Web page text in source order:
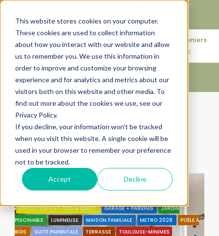
This website stores cookies on your computer.
These cookies are used to collect information
about how you interact with our website and allow
us to remember you. We use this information in
order to improve and customize your browsing
experience and for analytics and metrics about our
visitors both on this website and other media. To
find out more about the cookies we use, see our
Privacy Policy.
If you decline, your information won’t be tracked
when you visit this website. A single cookie will be
used in your browser to remember your preference
not to be tracked.
Accept Decline
patrimoine.
76 rue des Amidonniers
31000 TOULOUSE
Accueil jardin piscinable
jardin piscinable
1 Propriété
Trier par: Ordre par défaut
EXCLUSIVITÉ VENTE TERMINÉE
CALME
EXPOSITION EST-SUD & OUEST
GARAGE + PARKING
JARDIN
PISCINABLE
LUMINEUSE MAISON FAMILIALE METRO 2028
POËLE À
BOIS
SUITE PARENTALE TERRASSE TOULOUSE-MINIMES